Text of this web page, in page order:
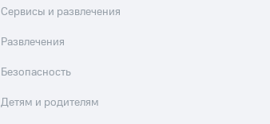
Сервисы и развлечения
Развлечения
Безопасность
Детям и родителям